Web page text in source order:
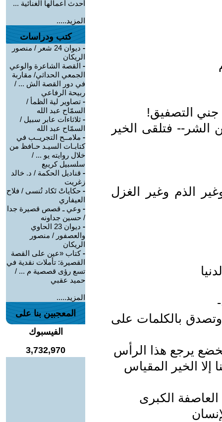
جني التصفيق!
الشر-- فتلقى الخير
الذم وغير الغزل
بالكلمات على
يرجع هذا الرأس
إلا الخير المقياس
الكبرى
أحدث أعمالها الغنائية ...
المزيد.....
كتب ودراسات
-
ديوان 24 شعر / منصور
الريكان
- القصة الشاعرة والوعي
الجمعي الحداثي/ مقاربة
في دور القصة الش ... /
ربيحة الرفاعي
- تصاوير لية الظمأ /
السمّاح عبد الله
- ثلاثاءات عابر سبيل /
السمّاح عبد الله
- ملامــح التجريــب في
كتابـات السيـد حـافظ من
خلال روايته يو ... /
سلسبيل كريبع
- قناديل الحكمة / د. خالد
زغريت
- حكاياتْ تَكاد تُنسى / فلاح
العيفاري
- وعي ـ قصص قصيرة جدا
/ حسين جداونه
-
ديوان 23 الحاوي
والعصفور / منصور
الريكان
-كتاب «عين على القصة
القصيرة: تأملات نقدية في
تسع رؤى قصصية م ... /
حميد عقبي
المزيد.....
المعجبين بنا على
الفيسبوك
3,732,970